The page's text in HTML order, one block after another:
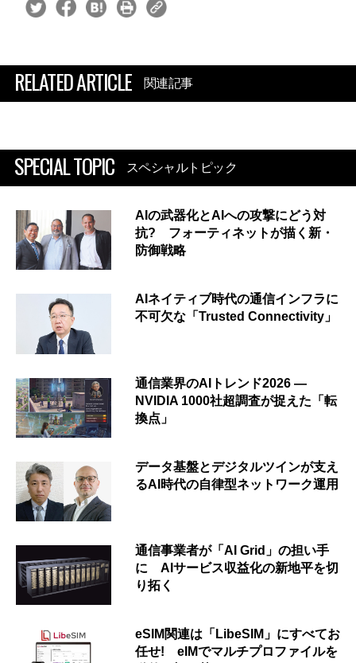
RELATED ARTICLE 関連記事
SPECIAL TOPIC スペシャルトピック
AIの武器化とAIへの攻撃にどう対
抗? フォーティネットが描く新・
防御戦略
AIネイティブ時代の通信インフラに
不可欠な「Trusted Connectivity」
通信業界のAIトレンド2026 ―
NVIDIA 1000社超調査が捉えた「転
換点」
データ基盤とデジタルツインが支え
るAI時代の自律型ネットワーク運用
通信事業者が「AI Grid」の担い手
に AIサービス収益化の新地平を切
り拓く
eSIM関連は「LibeSIM」にすべてお
任せ! eIMでマルチプロファイルを